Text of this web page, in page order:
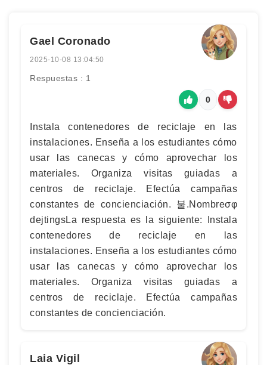
Gael Coronado
2025-10-08 13:04:50
Respuestas : 1
0
Instala contenedores de reciclaje en las
instalaciones. Enseña a los estudiantes cómo
usar las canecas y cómo aprovechar los
materiales. Organiza visitas guiadas a
centros de reciclaje. Efectúa campañas
constantes de concienciación. 불.Nombreσφ
dejtingsLa respuesta es la siguiente: Instala
contenedores de reciclaje en las
instalaciones. Enseña a los estudiantes cómo
usar las canecas y cómo aprovechar los
materiales. Organiza visitas guiadas a
centros de reciclaje. Efectúa campañas
constantes de concienciación.
Laia Vigil